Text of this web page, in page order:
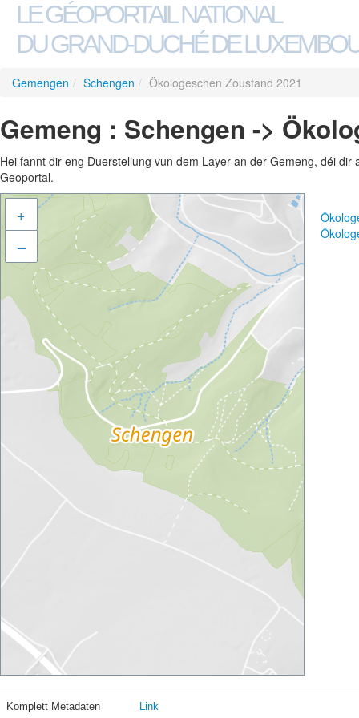
LE GÉOPORTAIL NATIONAL
DU GRAND-DUCHÉ DE
Gemengen / Schengen / Ökologeschen Zoustand 2021
Gemeng : Schengen ->
Hei fannt dir eng Duerstellung vun dem Layer an der Gemeng, déi
Geoportal.
+
–
Komplett Metadaten Link